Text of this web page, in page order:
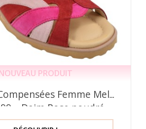
PRODUIT
Femme Mella
– Daim Rose poudré,
et Fuchsia